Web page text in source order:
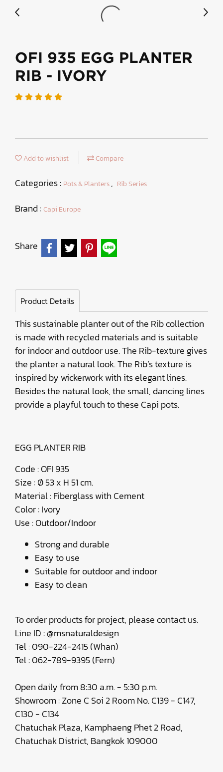
OFI 935 EGG PLANTER
RIB - IVORY
Add to wishlist Compare
Categories : Pots & Planters, Rib Series
Brand :Capi Europe
Share
Product Details
This sustainable planter out of the Rib collection
is made with recycled materials and is suitable
for indoor and outdoor use. The Rib-texture gives
the planter a natural look. The Rib’s texture is
inspired by wickerwork with its elegant lines.
Besides the natural look, the small, dancing lines
provide a playful touch to these Capi pots.
EGG PLANTER RIB
Code : OFI 935
Size : Ø 53 x H 51 cm.
Material : Fiberglass with Cement
Color : Ivory
Use : Outdoor/Indoor
Strong and durable
Easy to use
Suitable for outdoor and indoor
Easy to clean
To order products for project, please contact us.
Line ID : @msnaturaldesign
Tel : 090-224-2415 (Whan)
Tel : 062-789-9395 (Fern)
Open daily from 8:30 a.m. - 5:30 p.m.
Showroom : Zone C Soi 2 Room No. C139 - C147,
C130 - C134
Chatuchak Plaza, Kamphaeng Phet 2 Road,
Chatuchak District, Bangkok 109000